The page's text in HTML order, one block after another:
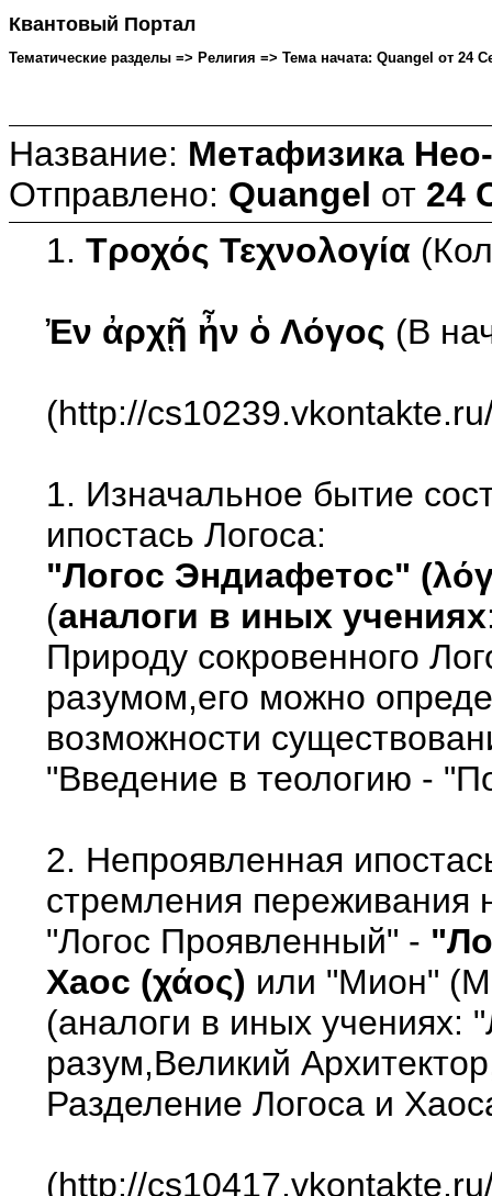
Квантовый Портал
Тематические разделы => Религия => Тема начата: Quangel от 24
Название: Метафизика
Отправлено: Quangel от 24
1.Τροχός Τεχνολογία
Ἐν ἀρχῇ ἦν ὁ Λόγος (В
(http://
1. Изначальное бытие
ипостась Логоса:
"Логос Эндиафетос"
(аналоги в иных учениях
Природу сокровенного
разумом,его можно
возможности
"Введение в теологию -
2. Непроявленная
стремления переживания
"Логос Проявленный" -
Хаос (χάος) или "Мион"
(аналоги в иных учениях:
разум,Великий
Разделение Логоса и
(http://